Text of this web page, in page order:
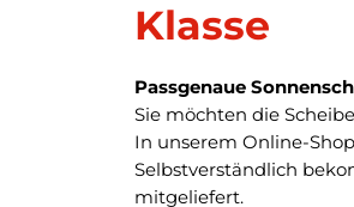
Klasse
Passgenaue
Sie möchten die
In unserem Online-
Selbstverständlich
mitgeliefert.